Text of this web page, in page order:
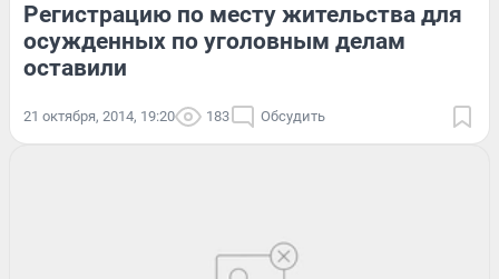
Регистрацию по месту жительства для
осужденных по уголовным делам
оставили
21 октября, 2014, 19:20 183 Обсудить